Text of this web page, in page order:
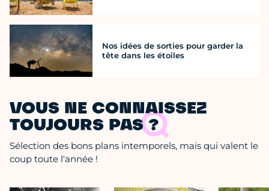
Nos idées de sorties pour garder la
tête dans les étoiles
VOUS NE CONNAISSEZ
TOUJOURS PAS ?
Sélection des bons plans intemporels, mais qui valent le
coup toute l'année !